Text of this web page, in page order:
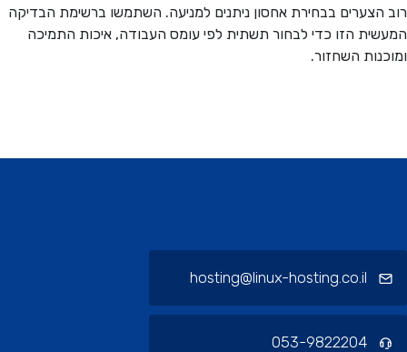
הצערים בבחירת אחסון ניתנים למניעה. השתמשו ברשימת הבדיקה
הזו כדי לבחור תשתית לפי עומס העבודה, איכות התמיכה
השחזור.
hosting@linux-hosting.co.il
053-9822204